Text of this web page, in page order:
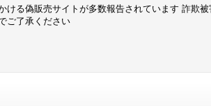
ける偽販売サイトが多数報告されています 詐
ご了承ください